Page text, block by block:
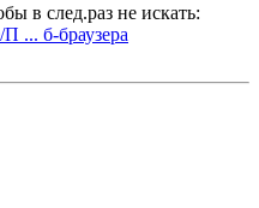
в след.раз не искать:
... б-браузера